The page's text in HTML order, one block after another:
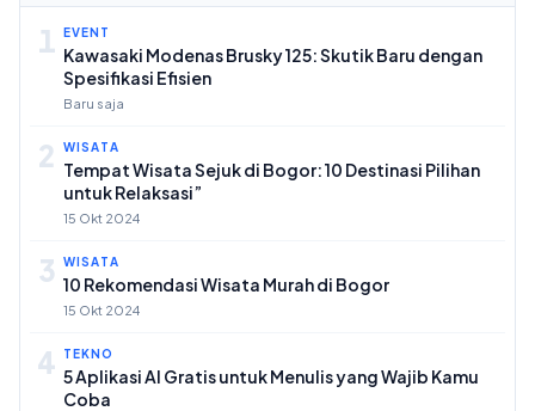
1 EVENT
Kawasaki Modenas Brusky 125: Skutik Baru dengan
Spesifikasi Efisien
Baru saja
2 WISATA
Tempat Wisata Sejuk di Bogor: 10 Destinasi Pilihan
untuk Relaksasi”
15 Okt 2024
3 WISATA
10 Rekomendasi Wisata Murah di Bogor
15 Okt 2024
4 TEKNO
5 Aplikasi AI Gratis untuk Menulis yang Wajib Kamu
Coba